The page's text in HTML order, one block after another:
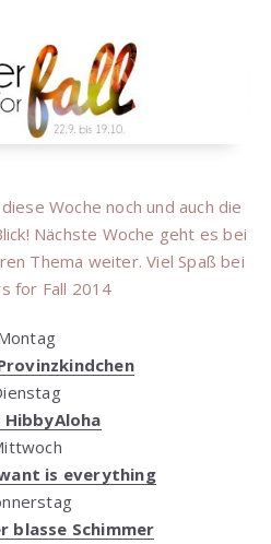
Woche noch und auch die
Nächste Woche geht es bei
Thema weiter. Viel Spaß bei
for Fall 2014
HibbyAloha
is everything
blasse Schimmer